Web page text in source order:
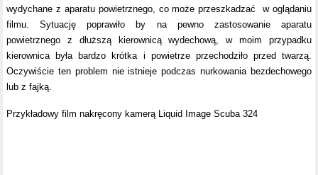
wydychane z aparatu powietrznego, co może przeszkadzać w oglądaniu
filmu. Sytuację poprawiło by na pewno zastosowanie aparatu
powietrznego z dłuższą kierownicą wydechową, w moim przypadku
kierownica była bardzo krótka i powietrze przechodziło przed twarzą.
Oczywiście ten problem nie istnieje podczas nurkowania bezdechowego
lub z fajką.
Przykładowy film nakręcony kamerą Liquid Image Scuba 324